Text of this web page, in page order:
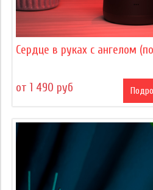
Сердце в руках с ангелом
от 1 490 руб